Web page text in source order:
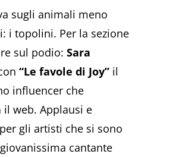
sugli animali meno
i topolini. Per la sezione
sul podio:Sara
“Le favole di Joy” il
influencer che
il web. Applausi e
gli artisti che si sono
cantante